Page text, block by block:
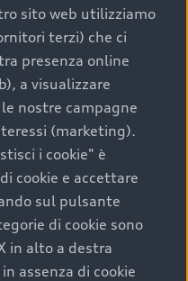
prendersene cura
che solo Audi
sempre la
Ricambi Originali Audi
nei dettagli della
sito web utilizziamo
terzi) che ci
presenza online
a visualizzare
nostre campagne
(marketing).
i cookie" è
cookie e accettare
sul pulsante
di cookie sono
in alto a destra
assenza di cookie